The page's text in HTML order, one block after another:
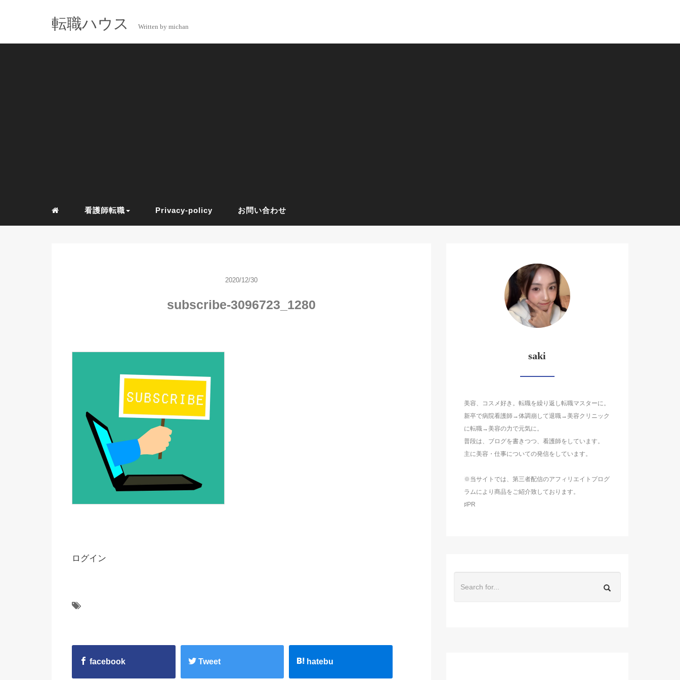
転職ハウス Written by michan
看護師転職 Privacy-policy お問い合わせ
2020/12/30
subscribe-3096723_1280
ログイン
facebook Tweet hatebu
saki
美容、コスメ好き。転職を繰り返し転職マスターに。
新卒で病院看護師→体調崩して退職→美容クリニック
に転職→美容の力で元気に。
普段は、ブログを書きつつ、看護師をしています。
主に美容・仕事についての発信をしています。
※当サイトでは、第三者配信のアフィリエイトプログ
ラムにより商品をご紹介致しております。
♯PR